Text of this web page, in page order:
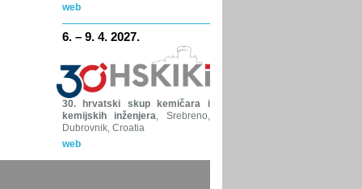
web
6. – 9. 4. 2027.
30. hrvatski skup kemičara i
kemijskih inženjera, Srebreno,
Dubrovnik, Croatia
web